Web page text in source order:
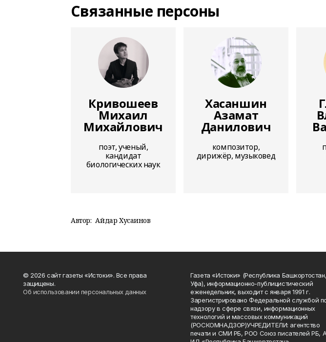
Связанные персоны
Кривошеев
Михаил
Михайлович
поэт, ученый,
кандидат
биологических наук
Хасаншин
Азамат
Данилович
композитор,
дирижёр, музыковед
Автор: Айдар Хусаинов
© 2026 сайт газеты «Истоки». Все права
защищены.
Об использовании персональных данных
Газета «Истоки» (Республика
Уфа), информационно-публицистический
еженедельник, выходит с января 1991 г.
Зарегистрировано Федеральной службой
надзору в сфере связи, информационных
технологий и массовых коммуникаций
(РОСКОМНАДЗОР)УЧРЕДИТЕЛИ: агентство
печати и СМИ РБ, РОО Союз писателей РБ,